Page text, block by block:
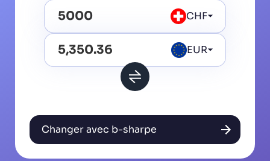
CHF
EUR
Changer avec b-sharpe